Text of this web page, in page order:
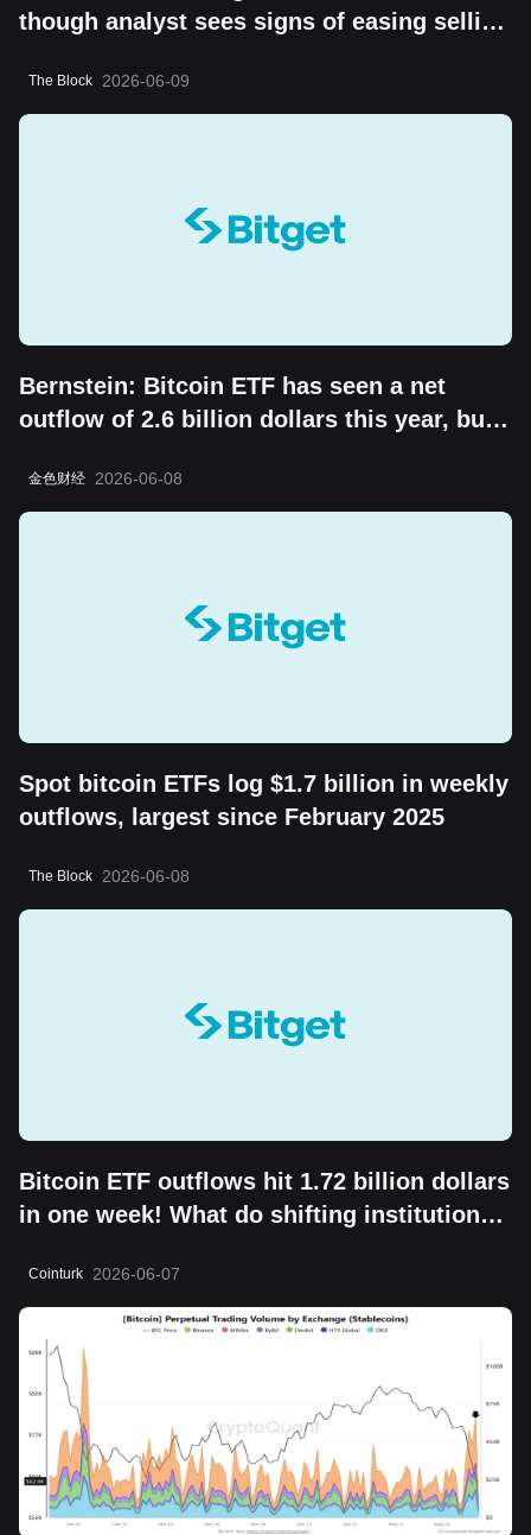
though analyst sees signs of easing selling
The Block 2026-06-09
Bernstein: Bitcoin ETF has seen a net
outflow of 2.6 billion dollars this year, but
long-term value storage attribute
金色财经 2026-06-08
Spot bitcoin ETFs log $1.7 billion in weekly
outflows, largest since February 2025
The Block 2026-06-08
Bitcoin ETF outflows hit 1.72 billion dollars
in one week! What do shifting institutional
Cointurk 2026-06-07